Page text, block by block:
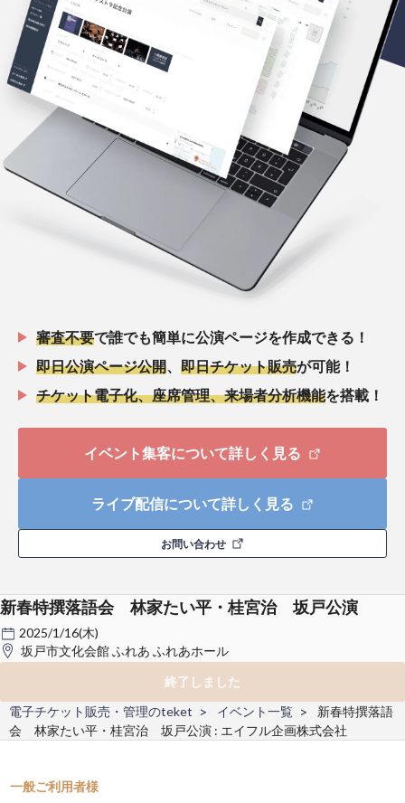
審査不要で誰でも簡単に公演ページを作成できる！
即日公演ページ公開
即日チケット販売が可能！
チケット電子化、座席管理、来場者分析機能を搭載！
イベント集客について詳しく見る
ライブ配信について詳しく見る
お問い合わせ
新春特撰落語会 林家たい平・桂宮治 坂戸公演
2025/1/16(木)
坂戸市文化会館 ふれあ ふれあホール
終了しました
電子チケット販売・管理のteket
イベント一覧
新春特撰落語
会 林家たい平・桂宮治 坂戸公演 : エイフル企画株式会社
一般ご利用者様